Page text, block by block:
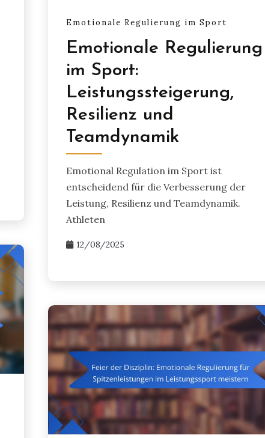
Emotionale Regulierung im Sport
Emotionale Regulierung
im Sport:
Leistungssteigerung,
Resilienz und
Teamdynamik
Emotional Regulation im Sport ist
entscheidend für die Verbesserung der
Leistung, Resilienz und Teamdynamik.
Athleten
12/08/2025